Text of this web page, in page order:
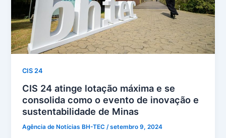
CIS 24
CIS 24 atinge lotação máxima e se
consolida como o evento de inovação e
sustentabilidade de Minas
Agência de Notícias BH-TEC/setembro 9, 2024